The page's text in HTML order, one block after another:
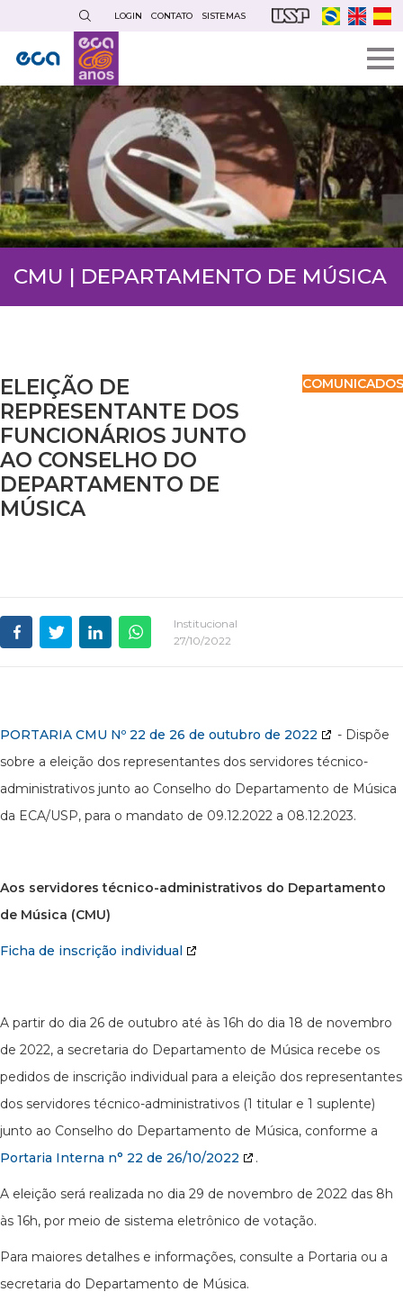
conteúdo
principal
LOGIN CONTATO SISTEMAS
CMU | DEPARTAMENTO DE MÚSICA
ELEIÇÃO DE
REPRESENTANTE DOS
FUNCIONÁRIOS JUNTO
AO CONSELHO DO
DEPARTAMENTO DE
MÚSICA
COMUNICADOS
Institucional
27/10/2022
PORTARIA CMU Nº 22 de 26 de outubro de 2022
- Dispõe
sobre a eleição dos representantes dos servidores técnico-
administrativos junto ao Conselho do Departamento de Música
da ECA/USP, para o mandato de 09.12.2022 a 08.12.2023.
Aos servidores técnico-administrativos do Departamento
de Música (CMU)
Ficha de inscrição individual
A partir do dia 26 de outubro até às 16h do dia 18 de novembro
de 2022, a secretaria do Departamento de Música recebe os
pedidos de inscrição individual para a eleição dos representantes
dos servidores técnico-administrativos (1 titular e 1 suplente)
junto ao Conselho do Departamento de Música, conforme a
Portaria Interna n° 22 de 26/10/2022
.
A eleição será realizada no dia 29 de novembro de 2022 das 8h
às 16h, por meio de sistema eletrônico de votação.
Para maiores detalhes e informações, consulte a Portaria ou a
secretaria do Departamento de Música.